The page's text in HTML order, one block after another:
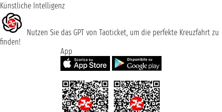
Künstliche Intelligenz
Nutzen Sie das GPT von Taoticket, um die perfekte Kreuzfahrt zu
finden!
App